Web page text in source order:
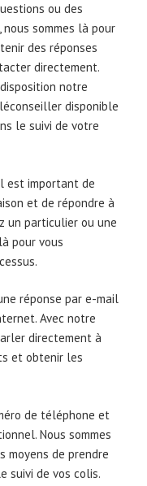
ou des
sommes là pour
des réponses
directement.
notre
disponible
le suivi de votre
est important de
et de répondre à
un particulier ou une
pour vous
réponse par e-mail
Avec notre
directement à
et obtenir les
de téléphone et
Nous sommes
moyens de prendre
suivi de vos colis.